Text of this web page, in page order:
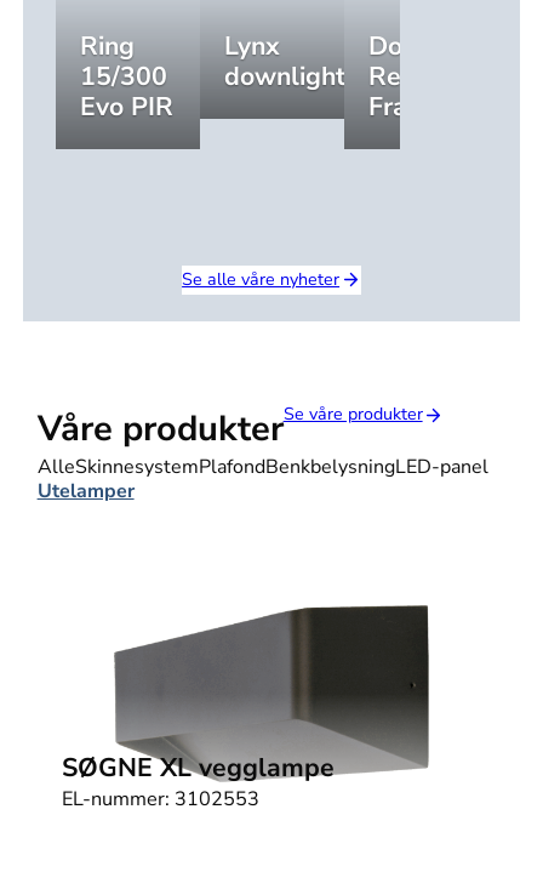
Ring
15/300
Evo PIR
Lynx
downlight
Downlight
Rehab
Frame
Se alle våre nyheter
Våre produkterSe våre produkter
AlleSkinnesystemPlafondBenkbelysningLED-panel
Utelamper
SØGNE XL vegglampe
EL-nummer: 3102553